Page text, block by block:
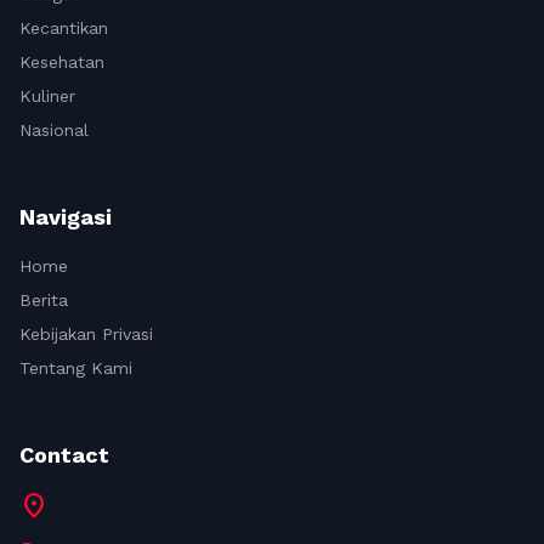
Kecantikan
Kesehatan
Kuliner
Nasional
Navigasi
Home
Berita
Kebijakan Privasi
Tentang Kami
Contact
location_on